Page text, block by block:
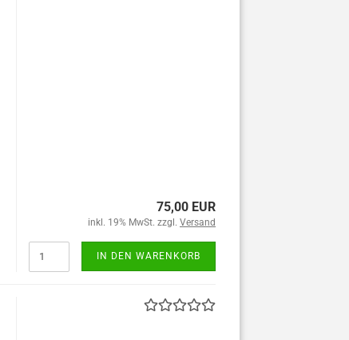
75,00 EUR
inkl. 19% MwSt. zzgl. Versand
IN DEN WARENKORB